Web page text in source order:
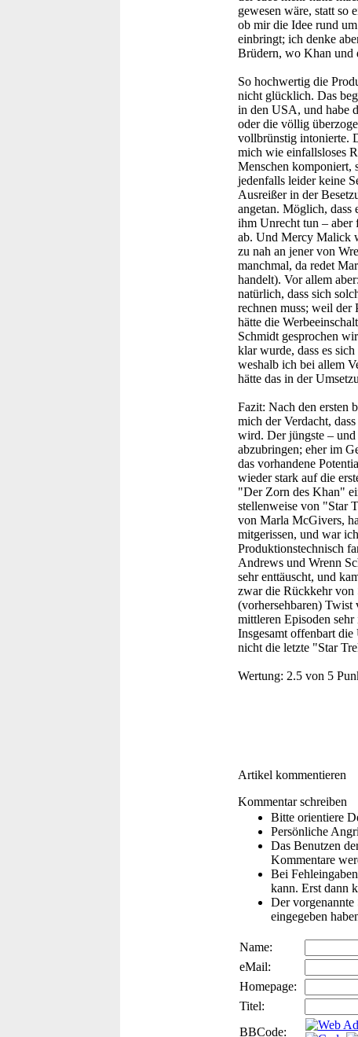
gewesen wäre, statt so
ob mir die Idee rund
einbringt; ich denke
Brüdern, wo Khan und
So hochwertig die
nicht glücklich. Das
in den USA, und habe
oder die völlig
vollbrünstig intonierte.
mich wie einfallsloses
Menschen komponiert,
jedenfalls leider keine
Ausreißer in der
angetan. Möglich, dass
ihm Unrecht tun – aber
ab. Und Mercy Malick
zu nah an jener von
manchmal, da redet
handelt). Vor allem
natürlich, dass sich
rechnen muss; weil der
hätte die
Schmidt gesprochen
klar wurde, dass es
weshalb ich bei allem
hätte das in der
Fazit: Nach den ersten
mich der Verdacht,
wird. Der jüngste –
abzubringen; eher im
das vorhandene
wieder stark auf die
"Der Zorn des Khan"
stellenweise von "Star
von Marla McGivers,
mitgerissen, und war
Produktionstechnisch
Andrews und Wrenn
sehr enttäuscht, und
zwar die Rückkehr von
(vorhersehbaren)
mittleren Episoden
Insgesamt offenbart
nicht die letzte "Star
Wertung: 2.5 von 5
Artikel kommentieren
Kommentar schreiben
Bitte orientiere
Persönliche
Das Benutzen
Kommentare
Bei
kann. Erst dann
Der vorgenannte
eingegeben
Name:
eMail:
Homepage:
Titel:
BBCode: